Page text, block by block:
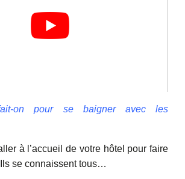
on pour se baigner avec les
à l’accueil de votre hôtel pour faire
se connaissent tous…